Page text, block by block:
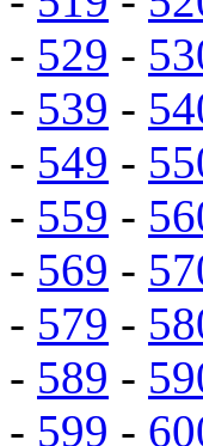
- 529 -
- 539 -
- 549 -
- 559 -
- 569 -
- 579 -
- 589 -
- 599 -